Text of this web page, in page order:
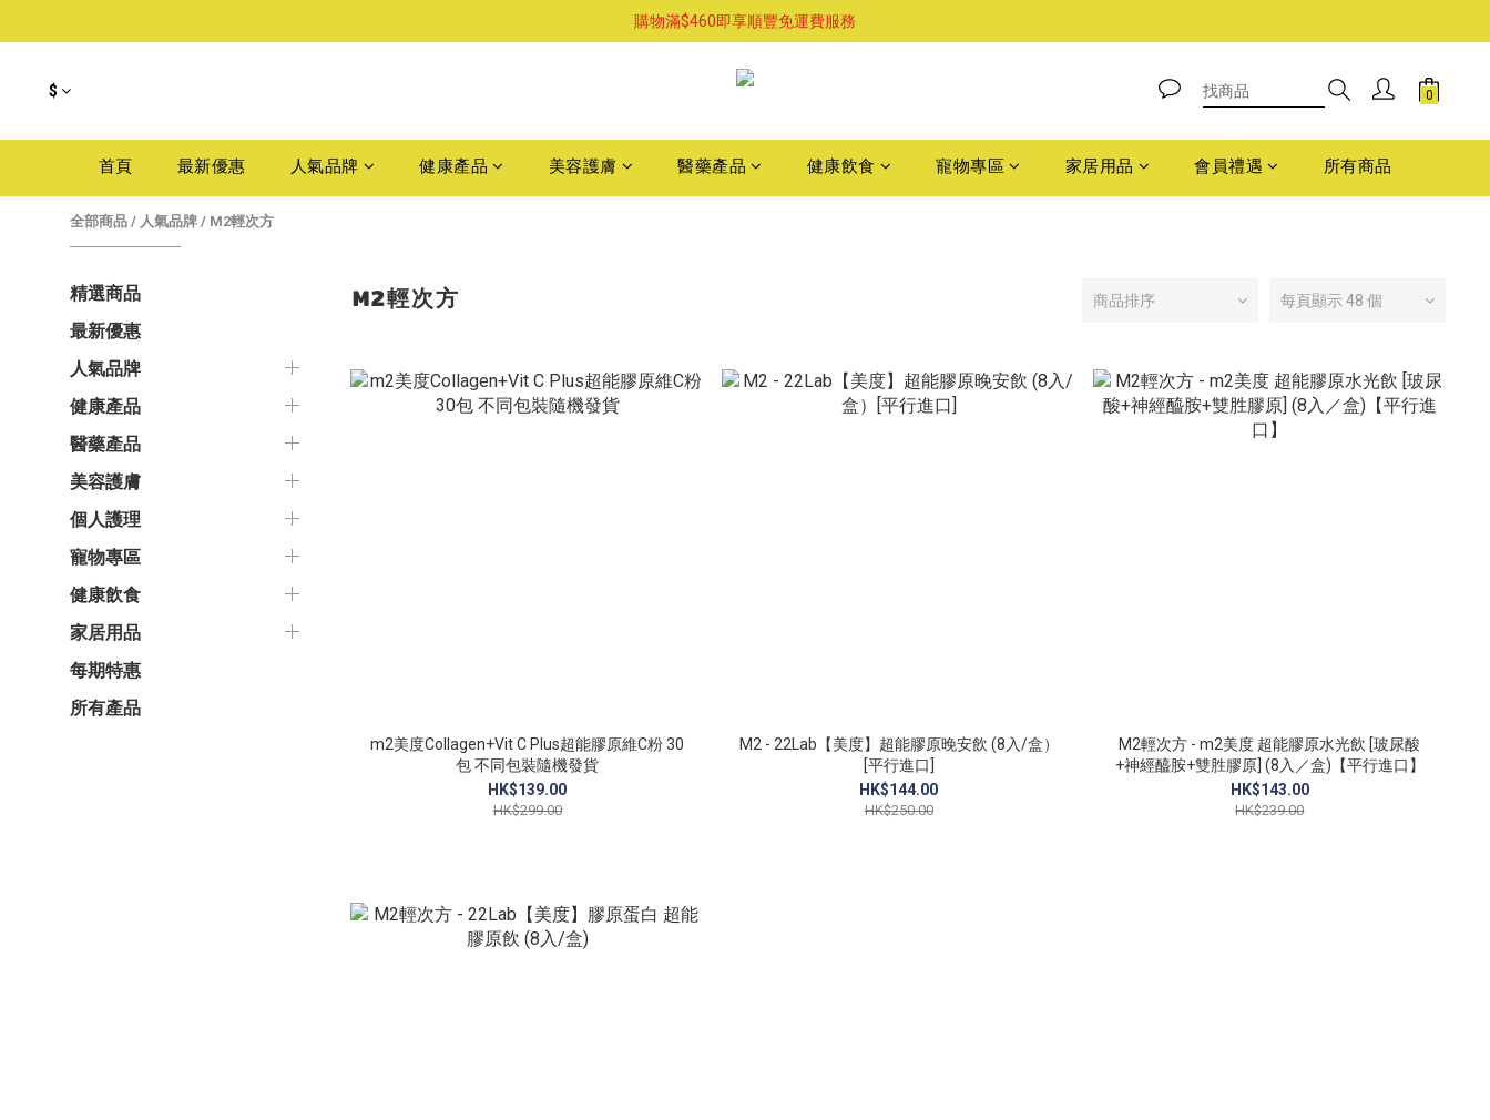
購物滿$460即享順豐免運費服務
購物滿$460即享順豐免運費服務
$
首頁 最新優惠 人氣品牌 健康產品 美容護膚 醫藥產品 健康飲食 寵物專區 家居用品 會員禮遇 所有商品
全部商品 / 人氣品牌 / M2輕次方
精選商品
最新優惠
人氣品牌
健康產品
醫藥產品
美容護膚
個人護理
寵物專區
健康飲食
家居用品
每期特惠
所有產品
M2輕次方 商品排序 每頁顯示 48 個
m2美度Collagen+Vit C Plus超能膠原維C粉 30
包 不同包裝隨機發貨
HK$139.00
HK$299.00
M2 - 22Lab【美度】超能膠原晚安飲 (8入/盒）
[平行進口]
HK$144.00
HK$250.00
M2輕次方 - m2美度 超能膠原水光飲 [玻尿酸
+神經醯胺+雙胜膠原] (8入／盒)【平行進口】
HK$143.00
HK$239.00